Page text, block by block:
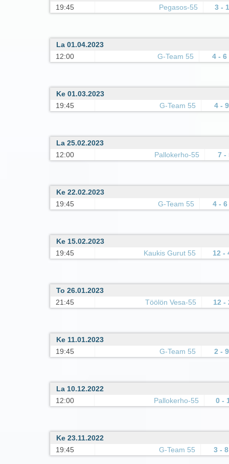
19:45
Pegasos-55 3 -
La 01.04.2023
12:00
G-Team 55 4 - 6
Ke 01.03.2023
19:45
G-Team 55 4 - 9
La 25.02.2023
12:00
Pallokerho-55 7 -
Ke 22.02.2023
19:45
G-Team 55 4 - 6
Ke 15.02.2023
19:45
Kaukis Gurut 55 12 -
To 26.01.2023
21:45
Töölön Vesa-55 12 -
Ke 11.01.2023
19:45
G-Team 55 2 - 9
La 10.12.2022
12:00
Pallokerho-55 0 -
Ke 23.11.2022
19:45
G-Team 55 3 - 8